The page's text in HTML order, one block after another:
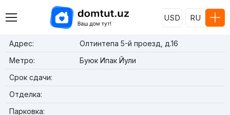
USD RU
Адрес:
Олтинтепа 5-й проезд, д.16
Метро:
Буюк Ипак Йули
Срок сдачи:
Отделка:
Парковка: